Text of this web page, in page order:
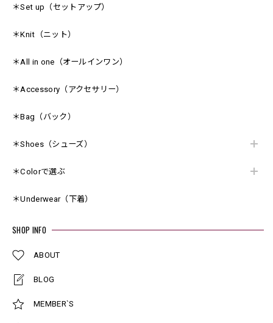
＊Set up（セットアップ）
＊Knit（ニット）
＊All in one（オールインワン）
＊Accessory（アクセサリー）
＊Bag（バック）
＊Shoes（シューズ）
＊Colorで選ぶ
＊Underwear（下着）
SHOP INFO
ABOUT
BLOG
MEMBER`S